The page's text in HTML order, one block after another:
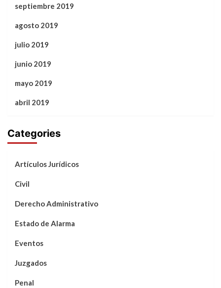
septiembre 2019
agosto 2019
julio 2019
junio 2019
mayo 2019
abril 2019
Categories
Artículos Jurídicos
Civil
Derecho Administrativo
Estado de Alarma
Eventos
Juzgados
Penal